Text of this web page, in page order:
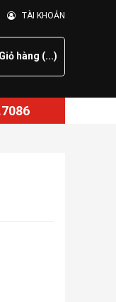
TÀI KHOẢN
Giỏ hàng (...)